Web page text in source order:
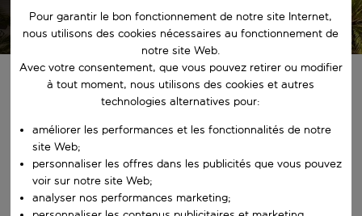
Afficher les vacances
Trouvez votre séjour de rêve
Commencez à taper pour la saisie automatique. Lorsque les
Vers
Pour garantir le bon fonctionnement de notre site Internet,
nous utilisons des cookies nécessaires au fonctionnement de
notre site Web.
Avec votre consentement, que vous pouvez retirer ou modifier
à tout moment, nous utilisons des cookies et autres
technologies alternatives pour:
améliorer les performances et les fonctionnalités de notre
site Web;
personnaliser les offres dans les publicités que vous pouvez
voir sur notre site Web;
analyser nos performances marketing;